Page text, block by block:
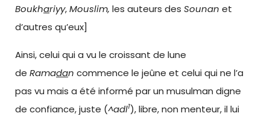
Boukhariyy,Mouslim, les auteurs des Sounan et
d’autres qu’eux]
Ainsi, celui qui a vu le croissant de lune
de Ramadan commence le jeûne et celui qui ne l’a
pas vu mais a été informé par un musulman digne
de confiance, juste (^adl1), libre, non menteur, il lui